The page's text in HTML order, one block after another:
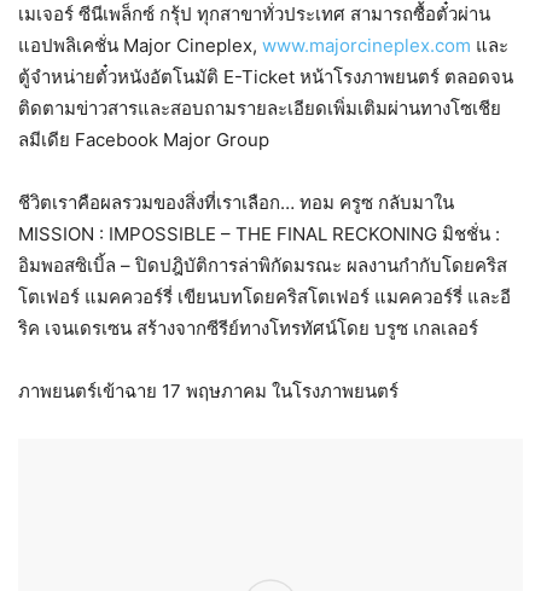
เมเจอร์ ซีนีเพล็กซ์ กรุ้ป ทุกสาขาทั่วประเทศ สามารถซื้อตั๋วผ่าน
แอปพลิเคชั่น Major Cineplex, www.majorcineplex.com และ
ตู้จำหน่ายตั๋วหนังอัตโนมัติ E-Ticket หน้าโรงภาพยนตร์ ตลอดจน
ติดตามข่าวสารและสอบถามรายละเอียดเพิ่มเติมผ่านทางโซเชีย
ลมีเดีย Facebook Major Group
ชีวิตเราคือผลรวมของสิ่งที่เราเลือก… ทอม ครูซ กลับมาใน
MISSION : IMPOSSIBLE – THE FINAL RECKONING มิชชั่น :
อิมพอสซิเบิ้ล – ปิดปฎิบัติการล่าพิกัดมรณะ ผลงานกำกับโดยคริส
โตเฟอร์ แมคควอร์รี่ เขียนบทโดยคริสโตเฟอร์ แมคควอร์รี่ และอี
ริค เจนเดรเซน สร้างจากซีรีย์ทางโทรทัศน์โดย บรูซ เกลเลอร์
ภาพยนตร์เข้าฉาย 17 พฤษภาคม ในโรงภาพยนตร์